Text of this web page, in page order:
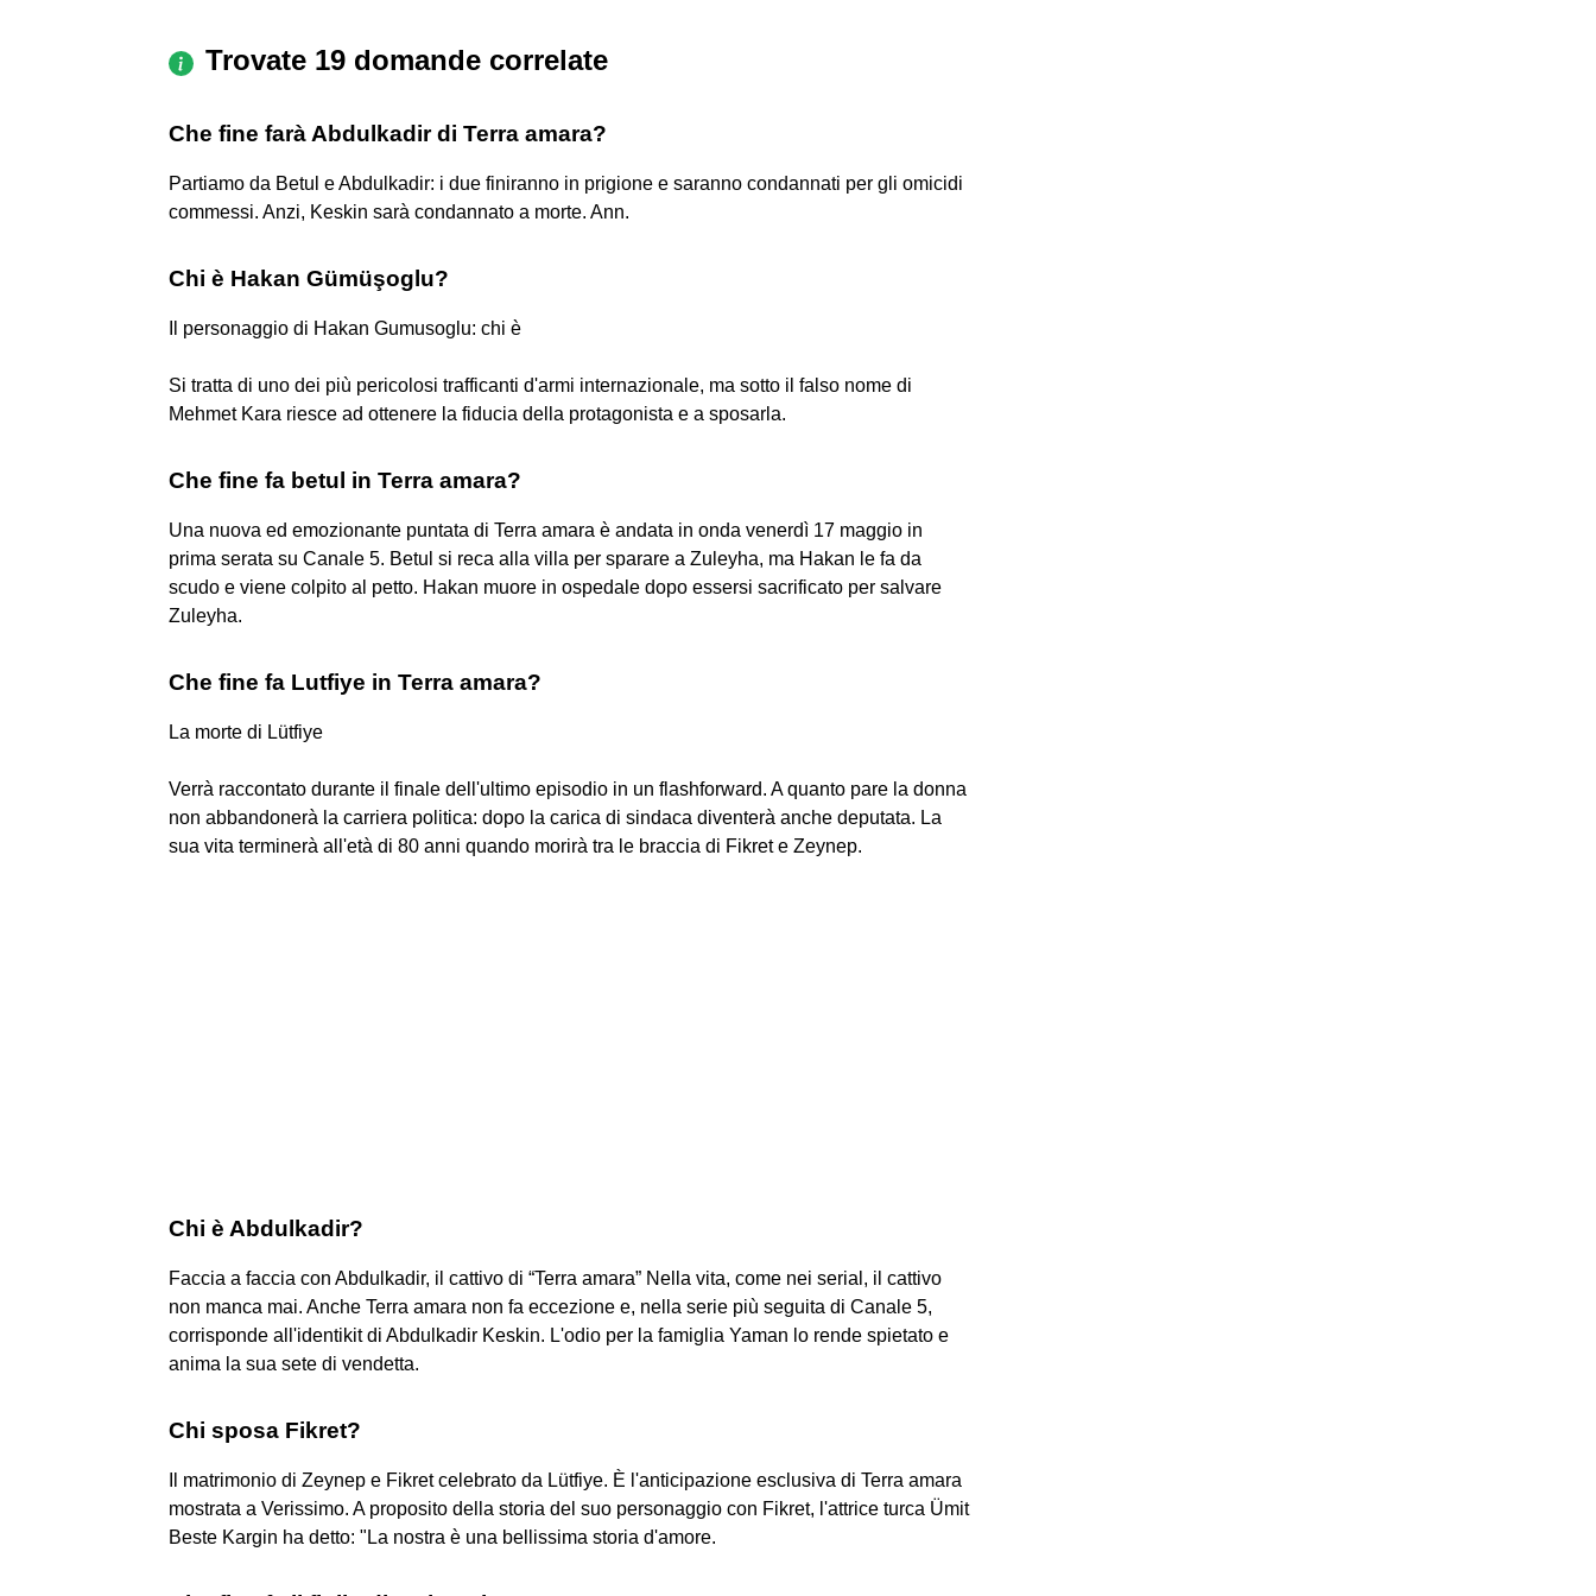
Trovate 19 domande correlate
Che fine farà Abdulkadir di Terra amara?
Partiamo da Betul e Abdulkadir: i due finiranno in prigione e saranno condannati per gli omicidi
commessi. Anzi, Keskin sarà condannato a morte. Ann.
Chi è Hakan Gümüşoglu?
Il personaggio di Hakan Gumusoglu: chi è
Si tratta di uno dei più pericolosi trafficanti d'armi internazionale, ma sotto il falso nome di
Mehmet Kara riesce ad ottenere la fiducia della protagonista e a sposarla.
Che fine fa betul in Terra amara?
Una nuova ed emozionante puntata di Terra amara è andata in onda venerdì 17 maggio in
prima serata su Canale 5. Betul si reca alla villa per sparare a Zuleyha, ma Hakan le fa da
scudo e viene colpito al petto. Hakan muore in ospedale dopo essersi sacrificato per salvare
Zuleyha.
Che fine fa Lutfiye in Terra amara?
La morte di Lütfiye
Verrà raccontato durante il finale dell'ultimo episodio in un flashforward. A quanto pare la donna
non abbandonerà la carriera politica: dopo la carica di sindaca diventerà anche deputata. La
sua vita terminerà all'età di 80 anni quando morirà tra le braccia di Fikret e Zeynep.
Chi è Abdulkadir?
Faccia a faccia con Abdulkadir, il cattivo di “Terra amara” Nella vita, come nei serial, il cattivo
non manca mai. Anche Terra amara non fa eccezione e, nella serie più seguita di Canale 5,
corrisponde all'identikit di Abdulkadir Keskin. L'odio per la famiglia Yaman lo rende spietato e
anima la sua sete di vendetta.
Chi sposa Fikret?
Il matrimonio di Zeynep e Fikret celebrato da Lütfiye. È l'anticipazione esclusiva di Terra amara
mostrata a Verissimo. A proposito della storia del suo personaggio con Fikret, l'attrice turca Ümit
Beste Kargin ha detto: "La nostra è una bellissima storia d'amore.